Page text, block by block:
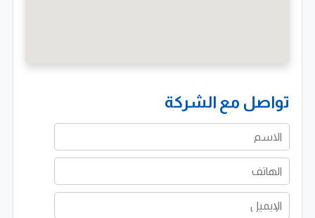
تواصل مع الشركة